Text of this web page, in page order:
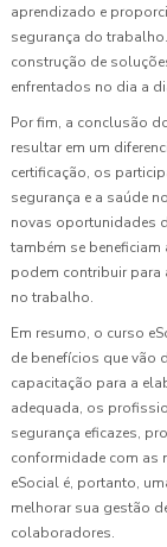
aprendizado e
segurança do
construção de
enfrentados no dia a
Por fim, a conclusão
resultar em um
certificação, os
segurança e a saúde
novas oportunidades
também se
podem contribuir para
no trabalho.
Em resumo, o curso
de benefícios que vão
capacitação para a
adequada, os
segurança eficazes,
conformidade com as
eSocial é, portanto,
melhorar sua gestão
colaboradores.